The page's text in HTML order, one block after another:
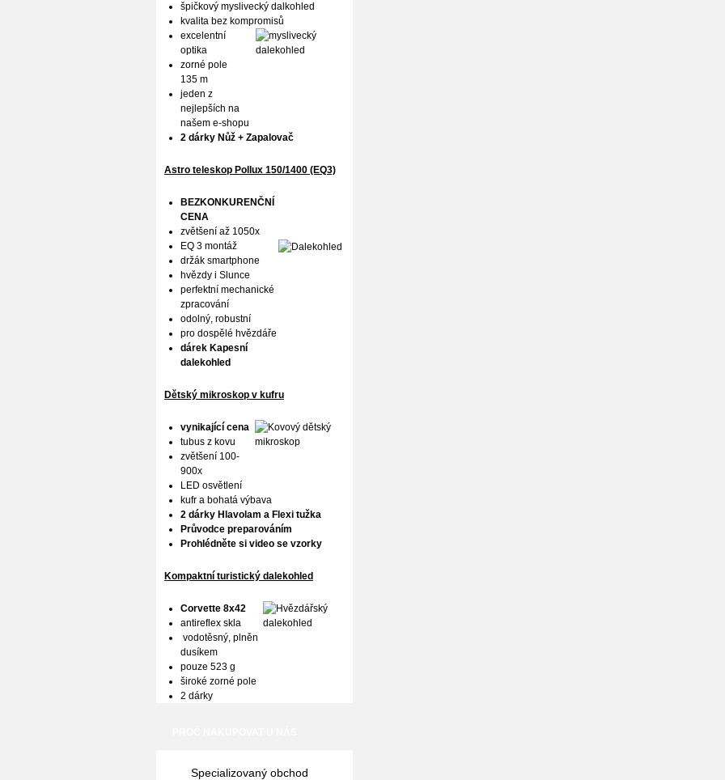
špičkový myslivecký dalkohled
kvalita bez kompromisů
excelentní
optika
zorné pole
135 m
jeden z
nejlepších na
našem e-shopu
2 dárky Nůž + Zapalovač
Astro teleskop Pollux 150/1400 (EQ3)
BEZKONKURENČNÍ
CENA
zvětšení až 1050x
EQ 3 montáž
držák smartphone
hvězdy i Slunce
perfektní mechanické
zpracování
odolný, robustní
pro dospělé hvězdáře
dárek Kapesní
dalekohled
Dětský mikroskop v kufru
vynikající cena
tubus z kovu
zvětšení 100-
900x
LED osvětlení
kufr a bohatá výbava
2 dárky Hlavolam a Flexi tužka
Průvodce preparováním
Prohlédněte si video se vzorky
Kompaktní turistický dalekohled
Corvette 8x42
antireflex skla
vodotěsný, plněn
dusíkem
pouze 523 g
široké zorné pole
2 dárky
Specializovaný obchod